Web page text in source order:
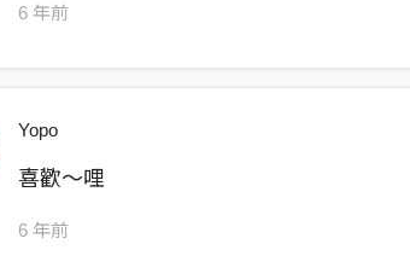
6 年前
Yopo
喜歡～哩
6 年前